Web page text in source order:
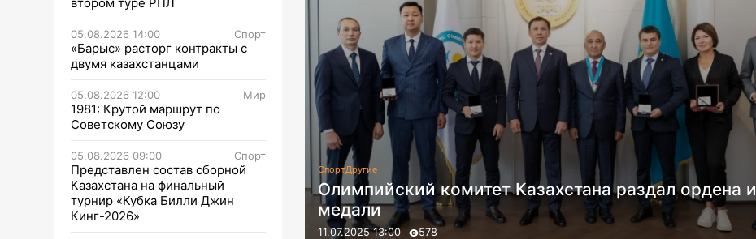
05.08.2026 14:00 Спорт
«Барыс» расторг контракты с
двумя казахстанцами
05.08.2026 12:00 Мир
1981: Крутой маршрут по
Советскому Союзу
05.08.2026 09:00 Спорт
Представлен состав сборной
Казахстана на финальный
турнир «Кубка Билли Джин
Кинг-2026»
СпортДругие
Олимпийский комитет Казахстана раздал ордена и
медали
11.07.2025 13:00 578